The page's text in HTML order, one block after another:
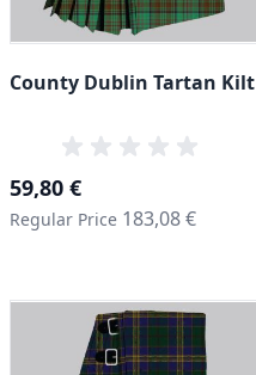
County Dublin Tartan Kilt
Special Price
59,80 €
Regular Price 183,08 €